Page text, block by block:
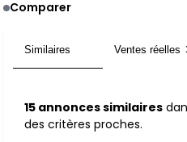
Comparer
Similaires Ventes réelles
15 annonces similaires
des critères proches.